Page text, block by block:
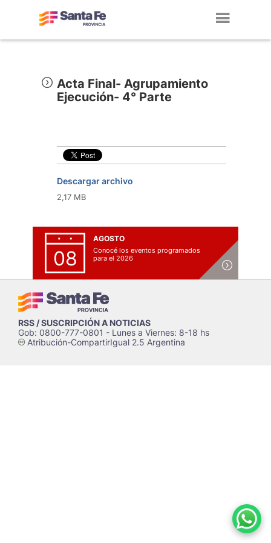
Acta Final- Agrupamiento
Ejecución- 4° Parte
Descargar archivo
2,17 MB
08
AGOSTO
Conocé los eventos programados
para el 2026
RSS / SUSCRIPCIÓN A NOTICIAS
Gob: 0800-777-0801 - Lunes a Viernes: 8-18 hs
cAtribución-CompartirIgual 2.5 Argentina